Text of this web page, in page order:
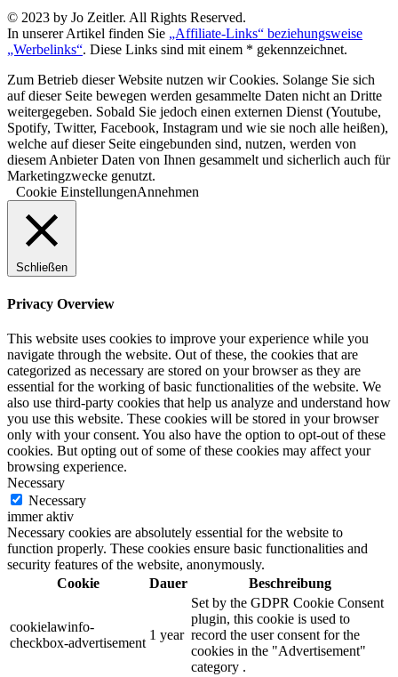
© 2023 by Jo Zeitler. All Rights Reserved.
In unserer Artikel finden Sie „Affiliate-Links“ beziehungsweise
„Werbelinks“. Diese Links sind mit einem * gekennzeichnet.
Zum Betrieb dieser Website nutzen wir Cookies. Solange Sie sich
auf dieser Seite bewegen werden gesammelte Daten nicht an Dritte
weitergegeben. Sobald Sie jedoch einen externen Dienst (Youtube,
Spotify, Twitter, Facebook, Instagram und wie sie noch alle heißen),
welche auf dieser Seite eingebunden sind, nutzen, werden von
diesem Anbieter Daten von Ihnen gesammelt und sicherlich auch für
Marketingzwecke genutzt.
Cookie EinstellungenAnnehmen
Schließen
Privacy Overview
This website uses cookies to improve your experience while you
navigate through the website. Out of these, the cookies that are
categorized as necessary are stored on your browser as they are
essential for the working of basic functionalities of the website. We
also use third-party cookies that help us analyze and understand how
you use this website. These cookies will be stored in your browser
only with your consent. You also have the option to opt-out of these
cookies. But opting out of some of these cookies may affect your
browsing experience.
Necessary
Necessary
immer aktiv
Necessary cookies are absolutely essential for the website to
function properly. These cookies ensure basic functionalities and
security features of the website, anonymously.
Cookie
Dauer Beschreibung
cookielawinfo-
checkbox-advertisement
1 year
Set by the GDPR Cookie Consent
plugin, this cookie is used to
record the user consent for the
cookies in the "Advertisement"
category .